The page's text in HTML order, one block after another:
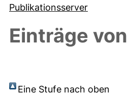
Publikationsserver
Einträge von
Eine Stufe nach oben